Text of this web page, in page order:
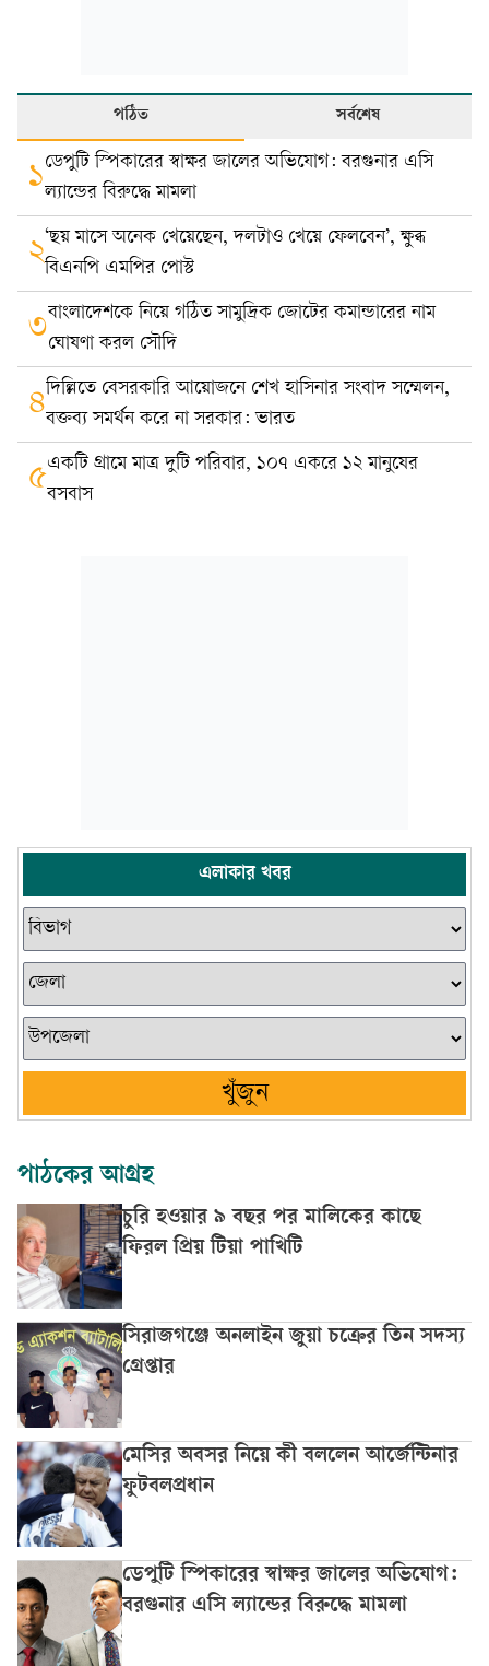
পঠিত সর্বশেষ
১ডেপুটি স্পিকারের স্বাক্ষর জালের অভিযোগ: বরগুনার এসি
ল্যান্ডের বিরুদ্ধে মামলা
২‘ছয় মাসে অনেক খেয়েছেন, দলটাও খেয়ে ফেলবেন’, ক্ষুব্ধ
বিএনপি এমপির পোস্ট
৩বাংলাদেশকে নিয়ে গঠিত সামুদ্রিক জোটের কমান্ডারের নাম
ঘোষণা করল সৌদি
৪দিল্লিতে বেসরকারি আয়োজনে শেখ হাসিনার সংবাদ সম্মেলন,
বক্তব্য সমর্থন করে না সরকার: ভারত
৫একটি গ্রামে মাত্র দুটি পরিবার, ১০৭ একরে ১২ মানুষের
বসবাস
এলাকার খবর
খুঁজুন
পাঠকের আগ্রহ
চুরি হওয়ার ৯ বছর পর মালিকের কাছে
ফিরল প্রিয় টিয়া পাখিটি
সিরাজগঞ্জে অনলাইন জুয়া চক্রের তিন সদস্য
গ্রেপ্তার
মেসির অবসর নিয়ে কী বললেন আর্জেন্টিনার
ফুটবলপ্রধান
ডেপুটি স্পিকারের স্বাক্ষর জালের অভিযোগ:
বরগুনার এসি ল্যান্ডের বিরুদ্ধে মামলা